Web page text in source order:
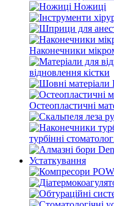
Ножиці
Наконечники
відновлення кістки
Остеопластичні
турбінні
Устаткування